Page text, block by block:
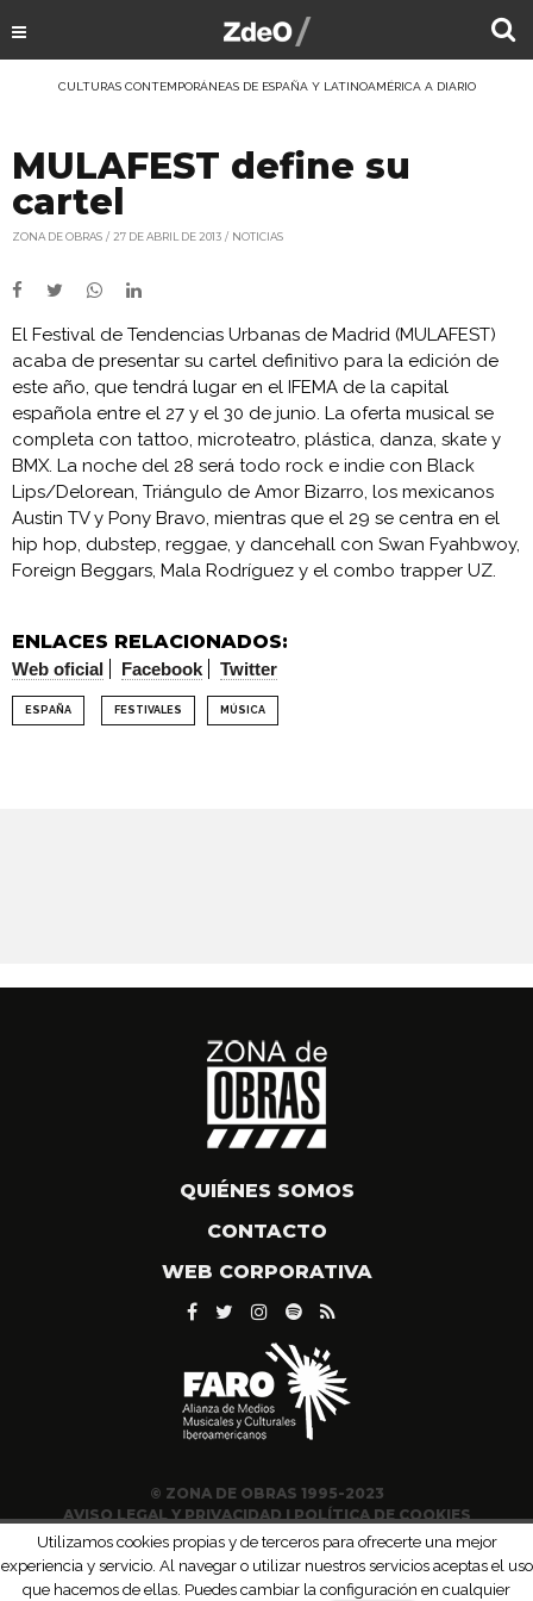
CULTURAS CONTEMPORÁNEAS DE ESPAÑA Y LATINOAMÉRICA A DIARIO
MULAFEST define su
cartel
ZONA DE OBRAS 27 DE ABRIL DE 2013 NOTICIAS
El Festival de Tendencias Urbanas de Madrid (MULAFEST)
acaba de presentar su cartel definitivo para la edición de
este año, que tendrá lugar en el IFEMA de la capital
española entre el 27 y el 30 de junio. La oferta musical se
completa con tattoo, microteatro, plástica, danza, skate y
BMX. La noche del 28 será todo rock e indie con Black
Lips/Delorean, Triángulo de Amor Bizarro, los mexicanos
Austin TV y Pony Bravo, mientras que el 29 se centra en el
hip hop, dubstep, reggae, y dancehall con Swan Fyahbwoy,
Foreign Beggars, Mala Rodríguez y el combo trapper UZ.
ENLACES RELACIONADOS:
Web oficial Facebook Twitter
ESPAÑA FESTIVALES MÚSICA
QUIÉNES SOMOS
CONTACTO
WEB CORPORATIVA
© ZONA DE OBRAS 1995-2023
AVISO LEGAL Y PRIVACIDAD|POLÍTICA DE COOKIES
Utilizamos cookies propias y de terceros para ofrecerte una mejor
experiencia y servicio. Al navegar o utilizar nuestros servicios aceptas el uso
que hacemos de ellas. Puedes cambiar la configuración en cualquier